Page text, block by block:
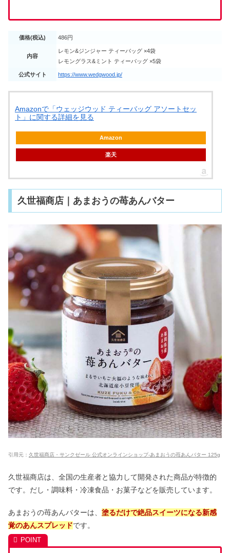
価格(税込) 486円
内容
レモン&ジンジャー ティーバッグ ×4袋
レモングラス&ミント ティーバッグ ×5袋
公式サイト https://www.wedgwood.jp/
Amazonで「ウェッジウッド ティーバッグ アソートセッ
ト」に関する詳細を見る
Amazon
楽天
久世福商店｜あまおうの苺あんバター
引用元： 久世福商店・サンクゼール 公式オンラインショップ-あまおうの苺あんバター 125g
久世福商店は、全国の生産者と協力して開発された商品が特徴的
です。だし・調味料・冷凍食品・お菓子などを販売しています。
あまおうの苺あんバターは、 塗るだけで絶品スイーツになる新感
覚のあんスプレッドです。